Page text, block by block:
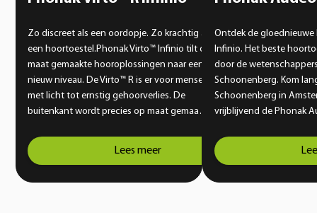
Zo discreet als een oordopje. Zo krachtig als
een hoortoestel.Phonak Virto™ Infinio tilt op
maat gemaakte hooroplossingen naar een
nieuw niveau. De Virto™ R is er voor mensen
met licht tot ernstig gehoorverlies. De
buitenkant wordt precies op maat gemaakt
pasvorm die comfortabel en veilig aanvoelt,
zelfs wanneer je een actieve levensstijl hebt
Lees meer
Ontdek de
Infinio. Het beste
door de
Schoonenberg. Kom
Schoonenberg in
vrijblijvend de Phonak
doorbreekt de huidige
hoortoesteltechniek.